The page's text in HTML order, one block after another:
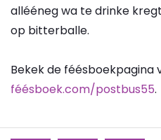
allééneg wa te drinke
op bitterballe.
Bekek de féésboekpagina
féésboek.com/postbus55.